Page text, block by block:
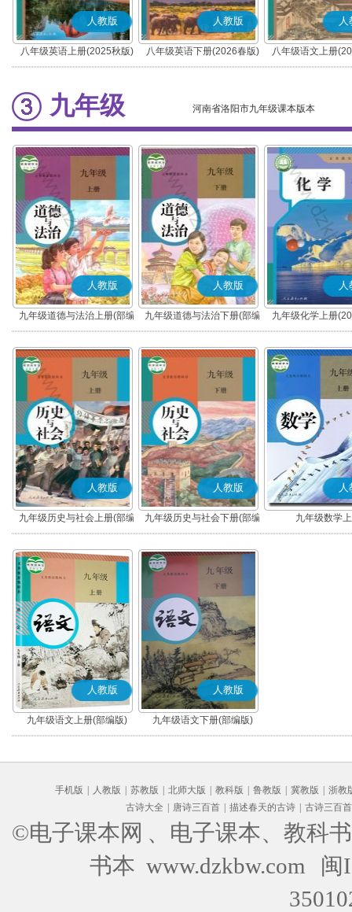
人教版
八年级英语上册(2025秋版)
人教版
八年级英语下册(2026春版)
人
八年级语文上册
(部编版)
九年级 河南省洛阳市九年级课本版本
人教版
九年级道德与法治上册(部编
版)
人教版
九年级道德与法治下册(部编
版)
人
九年级化学上册
人教版
九年级历史与社会上册(部编
版)
人教版
九年级历史与社会下册(部编
版)
人
九年级数学
人教版
九年级语文上册(部编版)
人教版
九年级语文下册(部编版)
手机版 人教版 苏教版 北师大版 教科版 鲁教版 冀教版
浙教
古诗大全
唐诗三百首 描述春天的古诗 古诗三百首
©电子课本网 、电子课本、教科
书本 www.dzkbw.com
闽